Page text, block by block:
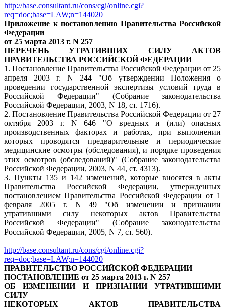
http://base.consultant.ru/cons/cgi/online.cgi?
req=doc;base=LAW;n=144020
Приложение к постановлению Правительства Российской
Федерации
от 25 марта 2013 г. N 257
ПЕРЕЧЕНЬ УТРАТИВШИХ СИЛУ АКТОВ
ПРАВИТЕЛЬСТВА РОССИЙСКОЙ ФЕДЕРАЦИИ
1. Постановление Правительства Российской Федерации от 25
апреля 2003 г. N 244 "Об утверждении Положения о
проведении государственной экспертизы условий труда в
Российской Федерации" (Собрание законодательства
Российской Федерации, 2003, N 18, ст. 1716).
2. Постановление Правительства Российской Федерации от 27
октября 2003 г. N 646 "О вредных и (или) опасных
производственных факторах и работах, при выполнении
которых проводятся предварительные и периодические
медицинские осмотры (обследования), и порядке проведения
этих осмотров (обследований)" (Собрание законодательства
Российской Федерации, 2003, N 44, ст. 4313).
3. Пункты 135 и 142 изменений, которые вносятся в акты
Правительства Российской Федерации, утвержденных
постановлением Правительства Российской Федерации от 1
февраля 2005 г. N 49 "Об изменении и признании
утратившими силу некоторых актов Правительства
Российской Федерации" (Собрание законодательства
Российской Федерации, 2005, N 7, ст. 560).
http://base.consultant.ru/cons/cgi/online.cgi?
req=doc;base=LAW;n=144020
ПРАВИТЕЛЬСТВО РОССИЙСКОЙ ФЕДЕРАЦИИ
ПОСТАНОВЛЕНИЕ от 25 марта 2013 г. N 257
ОБ ИЗМЕНЕНИИ И ПРИЗНАНИИ УТРАТИВШИМИ
СИЛУ
НЕКОТОРЫХ АКТОВ ПРАВИТЕЛЬСТВА